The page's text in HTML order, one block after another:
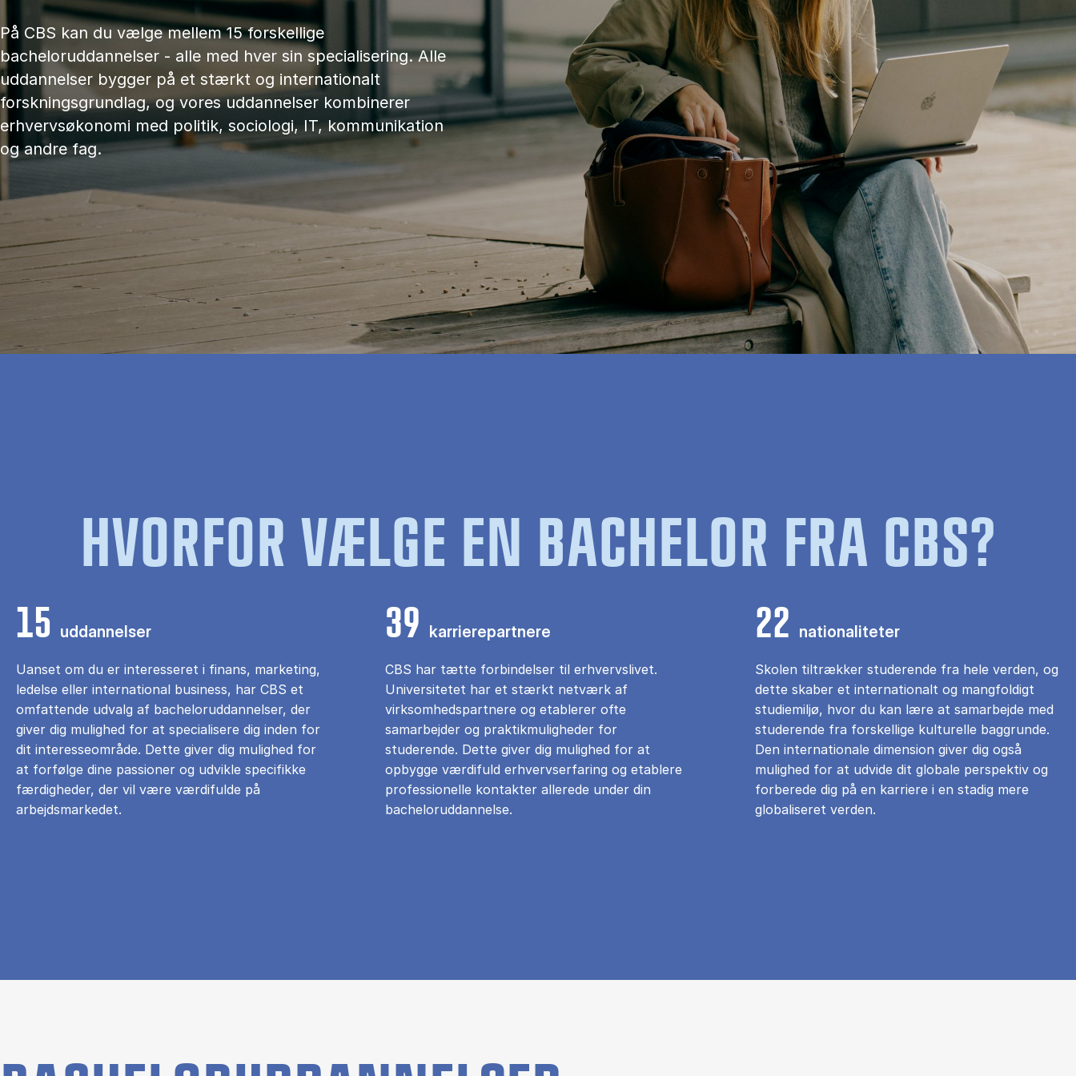
På CBS kan du vælge mellem 15 forskellige
bacheloruddannelser - alle med hver sin specialisering. Alle
uddannelser bygger på et stærkt og internationalt
forskningsgrundlag, og vores uddannelser kombinerer
erhvervsøkonomi med politik, sociologi, IT, kommunikation
og andre fag.
HVORFOR VÆLGE EN BACHELOR FRA CBS?
15 uddannelser
Uanset om du er interesseret i finans, marketing,
ledelse eller international business, har CBS et
omfattende udvalg af bacheloruddannelser, der
giver dig mulighed for at specialisere dig inden for
dit interesseområde. Dette giver dig mulighed for
at forfølge dine passioner og udvikle specifikke
færdigheder, der vil være værdifulde på
arbejdsmarkedet.
39 karrierepartnere
CBS har tætte forbindelser til erhvervslivet.
Universitetet har et stærkt netværk af
virksomhedspartnere og etablerer ofte
samarbejder og praktikmuligheder for
studerende. Dette giver dig mulighed for at
opbygge værdifuld erhvervserfaring og etablere
professionelle kontakter allerede under din
bacheloruddannelse.
22 nationaliteter
Skolen tiltrækker studerende fra hele verden, og
dette skaber et internationalt og mangfoldigt
studiemiljø, hvor du kan lære at samarbejde med
studerende fra forskellige kulturelle baggrunde.
Den internationale dimension giver dig også
mulighed for at udvide dit globale perspektiv og
forberede dig på en karriere i en stadig mere
globaliseret verden.